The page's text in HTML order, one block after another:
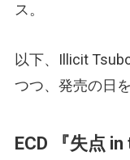
ス。
以下、Illicit
つつ、発売の日
ECD 『失点 in